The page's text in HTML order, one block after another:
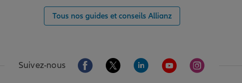
Tous nos guides et conseils Allianz
Suivez-nous Aller sur la page Facebook de Allianz
Aller sur la page Twitter de Allianz
Aller sur la page Linkedin de
Aller sur la page
Aller sur la